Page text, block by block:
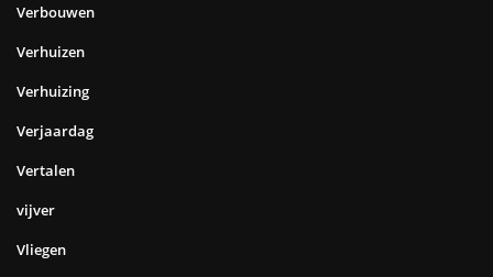
Verbouwen
Verhuizen
Verhuizing
Verjaardag
Vertalen
vijver
Vliegen